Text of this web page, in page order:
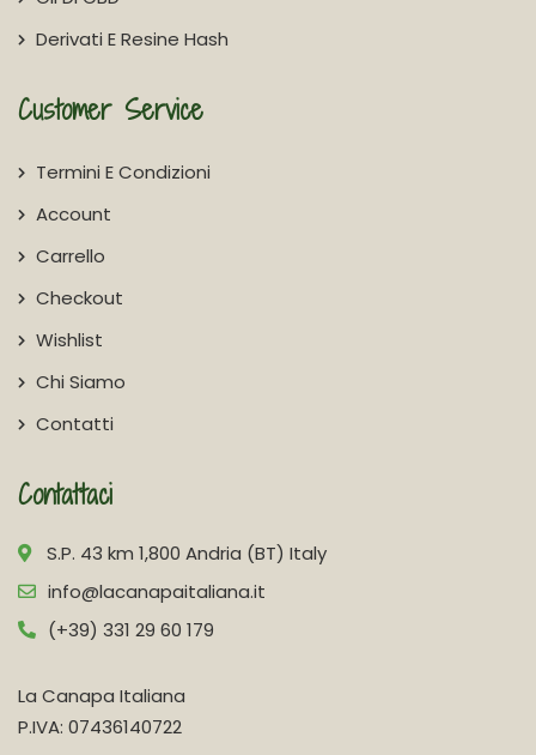
Derivati E Resine Hash
Customer Service
Termini E Condizioni
Account
Carrello
Checkout
Wishlist
Chi Siamo
Contatti
Contattaci
S.P. 43 km 1,800 Andria (BT) Italy
info@lacanapaitaliana.it
(+39) 331 29 60 179
La Canapa Italiana
P.IVA: 07436140722